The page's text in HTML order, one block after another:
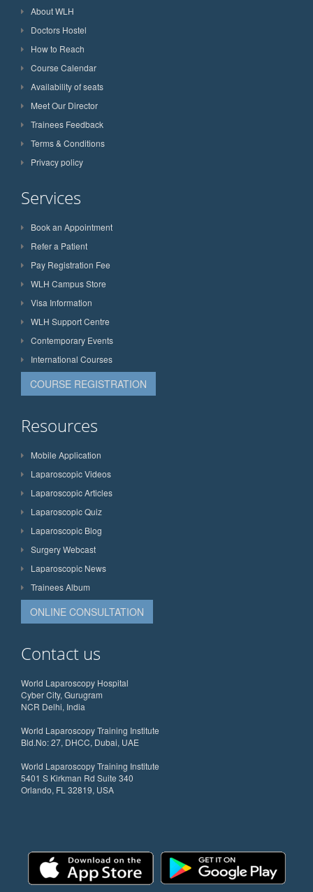
About WLH
Doctors Hostel
How to Reach
Course Calendar
Availability of seats
Meet Our Director
Trainees Feedback
Terms & Conditions
Privacy policy
Services
Book an Appointment
Refer a Patient
Pay Registration Fee
WLH Campus Store
Visa Information
WLH Support Centre
Contemporary Events
International Courses
COURSE REGISTRATION
Resources
Mobile Application
Laparoscopic Videos
Laparoscopic Articles
Laparoscopic Quiz
Laparoscopic Blog
Surgery Webcast
Laparoscopic News
Trainees Album
ONLINE CONSULTATION
Contact us
World Laparoscopy Hospital
Cyber City, Gurugram
NCR Delhi, India
World Laparoscopy Training Institute
Bld.No: 27, DHCC, Dubai, UAE
World Laparoscopy Training Institute
5401 S Kirkman Rd Suite 340
Orlando, FL 32819, USA